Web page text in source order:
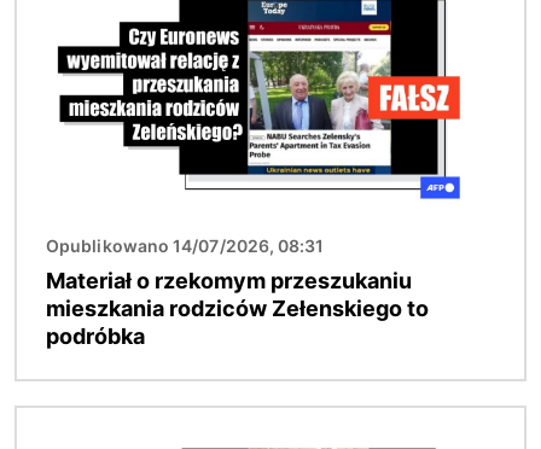
Opublikowano 14/07/2026, 08:31
Materiał o rzekomym przeszukaniu
mieszkania rodziców Zełenskiego to
podróbka